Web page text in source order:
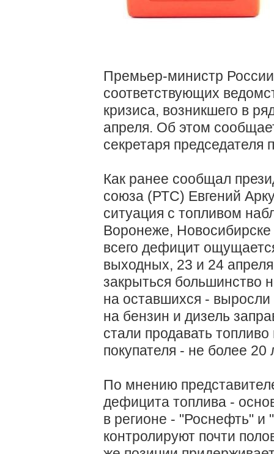
Премьер-министр
соответствующих
кризиса, возникшего в
апреля. Об этом
секретаря
Как ранее сообщал
союза (РТС) Евгений
ситуация с топливом
Воронеже,
всего дефицит
выходных, 23 и 24
закрыться большинство
на оставшихся -
на бензин и дизель
стали продавать
покупателя - не более 20
По мнению
дефицита топлива -
в регионе - "Роснефть" и
контролируют почти